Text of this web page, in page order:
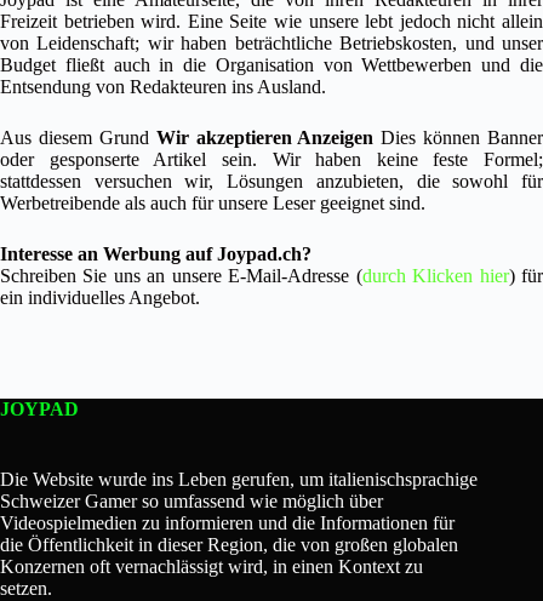
Freizeit betrieben wird. Eine Seite wie unsere lebt jedoch nicht allein
von Leidenschaft; wir haben beträchtliche Betriebskosten, und unser
Budget fließt auch in die Organisation von Wettbewerben und die
Entsendung von Redakteuren ins Ausland.
Aus diesem Grund Wir akzeptieren Anzeigen Dies können Banner
oder gesponserte Artikel sein. Wir haben keine feste Formel;
stattdessen versuchen wir, Lösungen anzubieten, die sowohl für
Werbetreibende als auch für unsere Leser geeignet sind.
Interesse an Werbung auf Joypad.ch?
Schreiben Sie uns an unsere E-Mail-Adresse (durch Klicken hier) für
ein individuelles Angebot.
JOYPAD
Die Website wurde ins Leben gerufen, um italienischsprachige
Schweizer Gamer so umfassend wie möglich über
Videospielmedien zu informieren und die Informationen für
die Öffentlichkeit in dieser Region, die von großen globalen
Konzernen oft vernachlässigt wird, in einen Kontext zu
setzen.